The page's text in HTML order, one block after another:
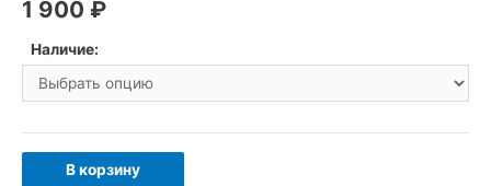
1 900 ₽
Наличие:
КоличествоВ корзину